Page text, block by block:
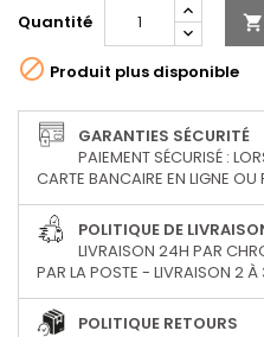
Quantité 
 Produit plus disponible
GARANTIES SÉCURITÉ
PAIEMENT SÉCURISÉ :
CARTE BANCAIRE EN LIGNE OU
POLITIQUE DE
LIVRAISON 24H PAR
PAR LA POSTE - LIVRAISON 2
POLITIQUE RETOURS